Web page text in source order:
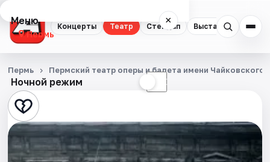
Концерты Театр Стендап Выставки
Меню ×
Пермь
Концерты
Театр
Стендап
Выставки
Ночной режим ☾
Пермь Пермский театр оперы и балета имени Чайковского